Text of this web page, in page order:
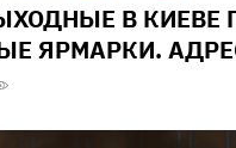
В КИЕВЕ
ЯРМАРКИ.